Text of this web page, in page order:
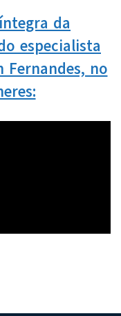
da
especialista
Fernandes, no